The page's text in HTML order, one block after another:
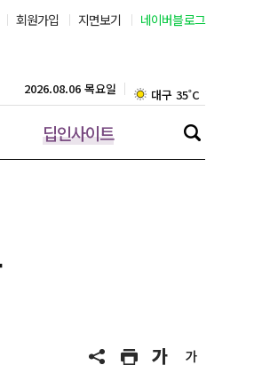
회원가입 지면보기 네이버블로그
딥인사이트
2026.08.06 목요일 대구 35˚C
인천 31˚C
제주 30˚C